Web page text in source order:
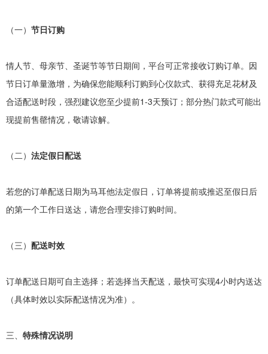
（一） 节日订购
情人节、母亲节、圣诞节等节日期间，平台可正常接收订购订单。因
节日订单量激增，为确保您能顺利订购到心仪款式、获得充足花材及
合适配送时段，强烈建议您至少提前1-3天预订；部分热门款式可能出
现提前售罄情况，敬请谅解。
（二） 法定假日配送
若您的订单配送日期为马耳他法定假日，订单将提前或推迟至假日后
的第一个工作日送达，请您合理安排订购时间。
（三） 配送时效
订单配送日期可自主选择；若选择当天配送，最快可实现4小时内送达
（具体时效以实际配送情况为准）。
三、 特殊情况说明